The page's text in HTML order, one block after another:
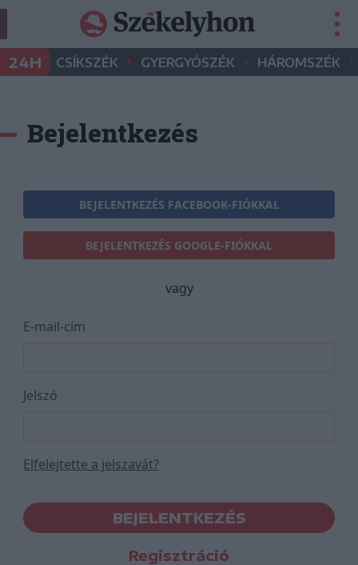
24H CSÍKSZÉK • GYERGYÓSZÉK • HÁROMSZÉK •
Bejelentkezés
BEJELENTKEZÉS FACEBOOK-FIÓKKAL
BEJELENTKEZÉS GOOGLE-FIÓKKAL
vagy
E-mail-cím
Jelszó
Elfelejtette a jelszavát?
BEJELENTKEZÉS
Regisztráció